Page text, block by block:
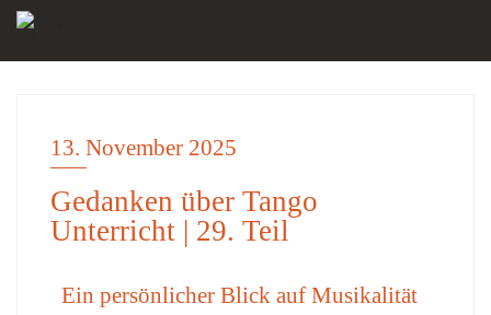
DISKUSSION
13. November 2025
Gedanken über Tango
Unterricht | 29. Teil
Ein persönlicher Blick auf Musikalität